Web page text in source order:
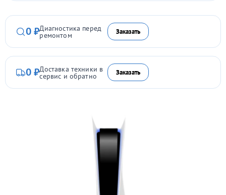
0 ₽Диагностика перед
ремонтом Заказать
0 ₽Доставка техники в
сервис и обратно Заказать